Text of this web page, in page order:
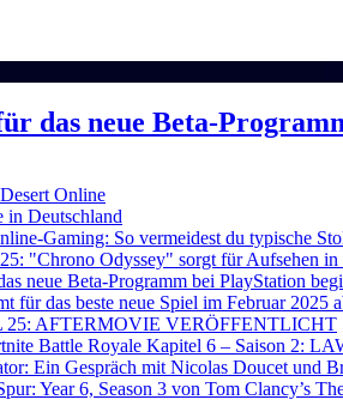
das neue Beta-
Online
in Deutschland
Gaming: So vermeidest du typische
"Chrono Odyssey" sorgt für Aufsehen in
neue Beta-Programm bei PlayStation
für das beste neue Spiel im Februar 2025
AFTERMOVIE VERÖFFENTLICHT
Battle Royale Kapitel 6 – Saison 2:
Ein Gespräch mit Nicolas Doucet und
Year 6, Season 3 von Tom Clancy’s